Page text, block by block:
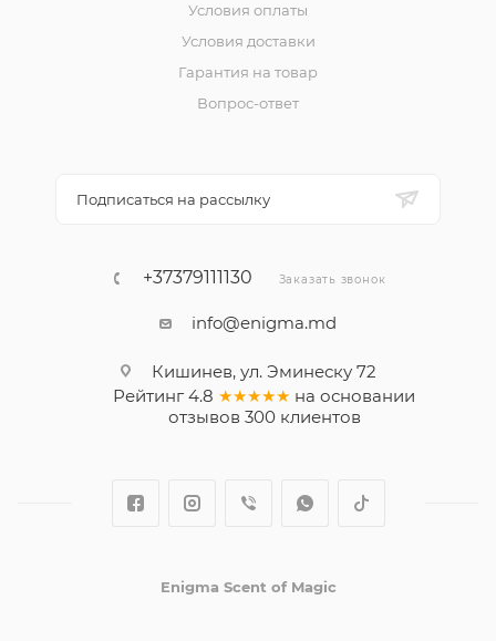
Условия оплаты
Условия доставки
Гарантия на товар
Вопрос-ответ
Подписаться на рассылку
+37379111130 Заказать звонок
info@enigma.md
Кишинев, ул. Эминеску 72
Рейтинг 4.8 ★★★★★ на основании
отзывов 300клиентов
Enigma Scent of Magic